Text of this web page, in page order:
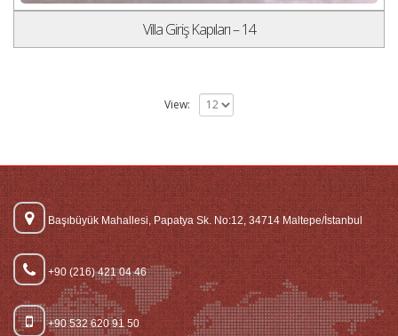
Villa Giriş Kapıları – 14
View:
Başıbüyük Mahallesi, Papatya Sk. No:12, 34714 Maltepe/İstanbul
+90 (216) 421 04 46
+90 532 620 91 50